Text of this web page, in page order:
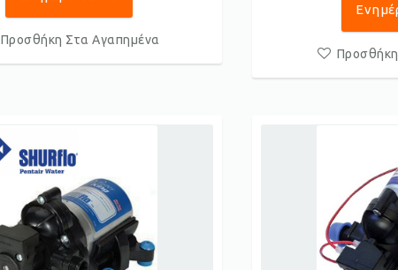
Προσθήκη Στα Αγαπημένα